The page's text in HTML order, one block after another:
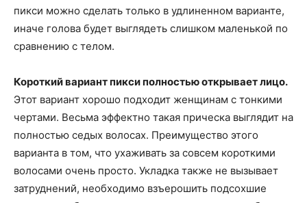
пикси можно сделать только в удлиненном варианте,
иначе голова будет выглядеть слишком маленькой по
сравнению с телом.
Короткий вариант пикси полностью открывает лицо.
Этот вариант хорошо подходит женщинам с тонкими
чертами. Весьма эффектно такая прическа выглядит на
полностью седых волосах. Преимущество этого
варианта в том, что ухаживать за совсем короткими
волосами очень просто. Укладка также не вызывает
затруднений, необходимо взъерошить подсохшие